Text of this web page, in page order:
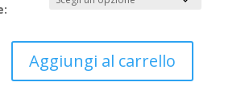
Aggiungi al carrello